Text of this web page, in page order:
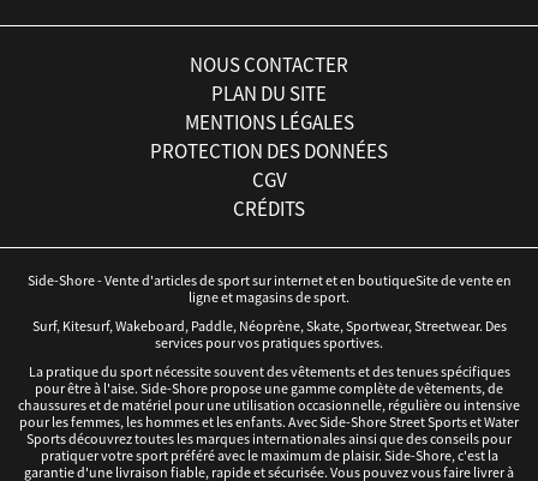
NOUS CONTACTER
PLAN DU SITE
MENTIONS LÉGALES
PROTECTION DES DONNÉES
CGV
CRÉDITS
Side-Shore - Vente d'articles de sport sur internet et en boutiqueSite de vente en
ligne et magasins de sport.
Surf, Kitesurf, Wakeboard, Paddle, Néoprène, Skate, Sportwear, Streetwear. Des
services pour vos pratiques sportives.
La pratique du sport nécessite souvent des vêtements et des tenues spécifiques
pour être à l'aise. Side-Shore propose une gamme complète de vêtements, de
chaussures et de matériel pour une utilisation occasionnelle, régulière ou intensive
pour les femmes, les hommes et les enfants. Avec Side-Shore Street Sports et Water
Sports découvrez toutes les marques internationales ainsi que des conseils pour
pratiquer votre sport préféré avec le maximum de plaisir. Side-Shore, c'est la
garantie d'une livraison fiable, rapide et sécurisée. Vous pouvez vous faire livrer à